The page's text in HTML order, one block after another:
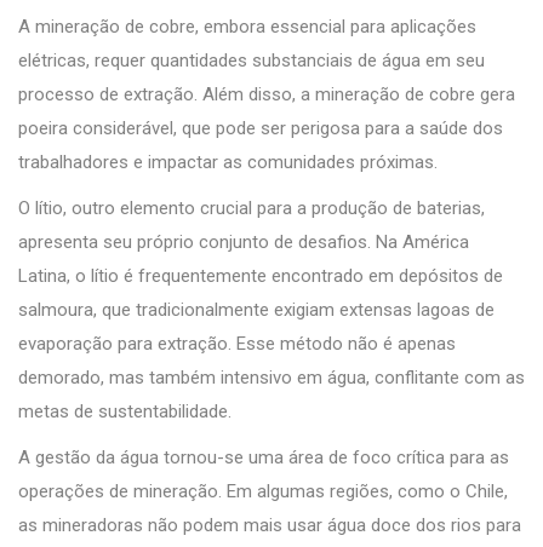
A mineração de cobre, embora essencial para aplicações
elétricas, requer quantidades substanciais de água em seu
processo de extração. Além disso, a mineração de cobre gera
poeira considerável, que pode ser perigosa para a saúde dos
trabalhadores e impactar as comunidades próximas.
O lítio, outro elemento crucial para a produção de baterias,
apresenta seu próprio conjunto de desafios. Na América
Latina, o lítio é frequentemente encontrado em depósitos de
salmoura, que tradicionalmente exigiam extensas lagoas de
evaporação para extração. Esse método não é apenas
demorado, mas também intensivo em água, conflitante com as
metas de sustentabilidade.
A gestão da água tornou-se uma área de foco crítica para as
operações de mineração. Em algumas regiões, como o Chile,
as mineradoras não podem mais usar água doce dos rios para